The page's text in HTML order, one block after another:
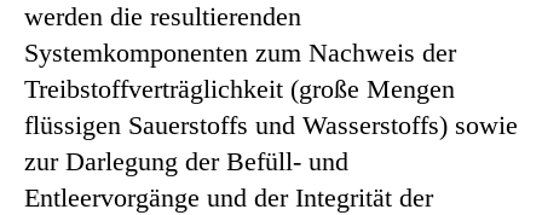
werden die resultierenden
Systemkomponenten zum Nachweis der
Treibstoffverträglichkeit (große Mengen
flüssigen Sauerstoffs und Wasserstoffs) sowie
zur Darlegung der Befüll- und
Entleervorgänge und der Integrität der